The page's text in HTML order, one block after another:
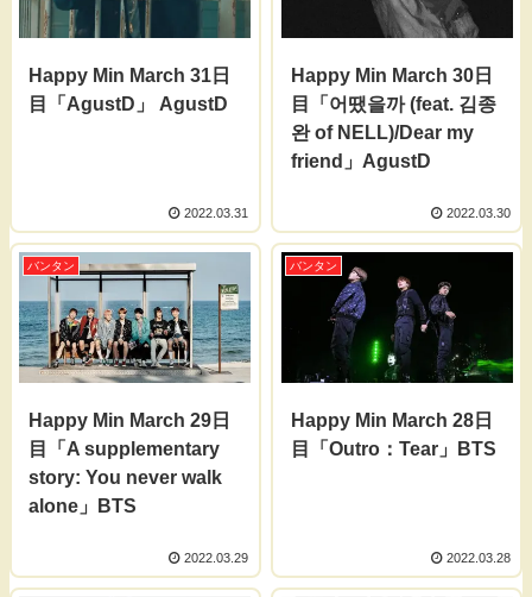
Happy Min March 31日
目「AgustD」 AgustD
2022.03.31
Happy Min March 30日
目「어땠을까 (feat. 김종
완 of NELL)/Dear my
friend」AgustD
2022.03.30
バンタン
Happy Min March 29日
目「A supplementary
story: You never walk
alone」BTS
2022.03.29
バンタン
Happy Min March 28日
目「Outro：Tear」BTS
2022.03.28